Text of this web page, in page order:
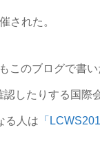
された。
このブログで書
したりする国
る人は 「